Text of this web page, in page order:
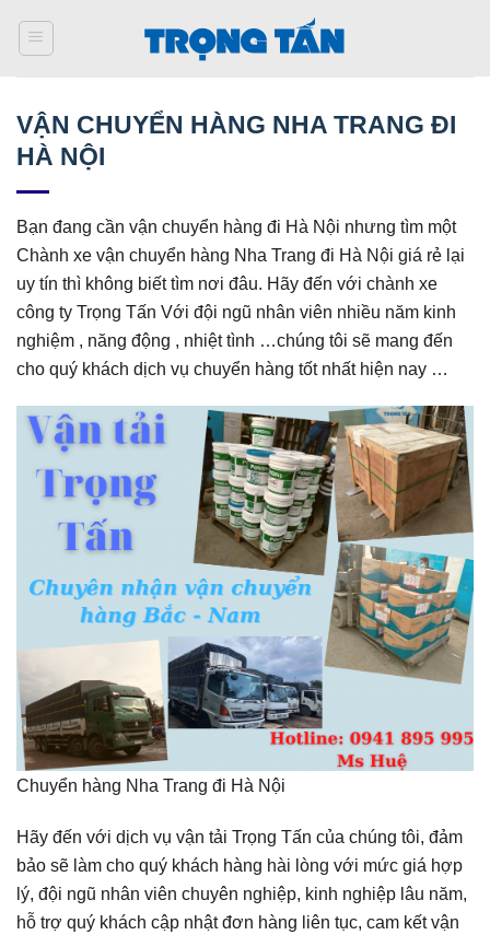
qua
VẬN CHUYỂN HÀNG NHA TRANG ĐI
HÀ NỘI
Bạn đang cần vận chuyển hàng đi Hà Nội nhưng tìm một
Chành xe vận chuyển hàng Nha Trang đi Hà Nội giá rẻ lại
uy tín thì không biết tìm nơi đâu. Hãy đến với chành xe
công ty Trọng Tấn Với đội ngũ nhân viên nhiều năm kinh
nghiệm , năng động , nhiệt tình …chúng tôi sẽ mang đến
cho quý khách dịch vụ chuyển hàng tốt nhất hiện nay …
Chuyển hàng Nha Trang đi Hà Nội
Hãy đến với dịch vụ vận tải Trọng Tấn của chúng tôi, đảm
bảo sẽ làm cho quý khách hàng hài lòng với mức giá hợp
lý, đội ngũ nhân viên chuyên nghiệp, kinh nghiệp lâu năm,
hỗ trợ quý khách cập nhật đơn hàng liên tục, cam kết vận